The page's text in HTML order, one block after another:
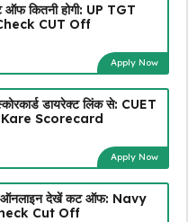
कितनी होगी: UP TGT
CUT Off
Apply Now
डायरेक्ट लिंक से: CUET
Scorecard
Apply Now
ऑनलाइन देखें कट ऑफ: Navy
Cut Off